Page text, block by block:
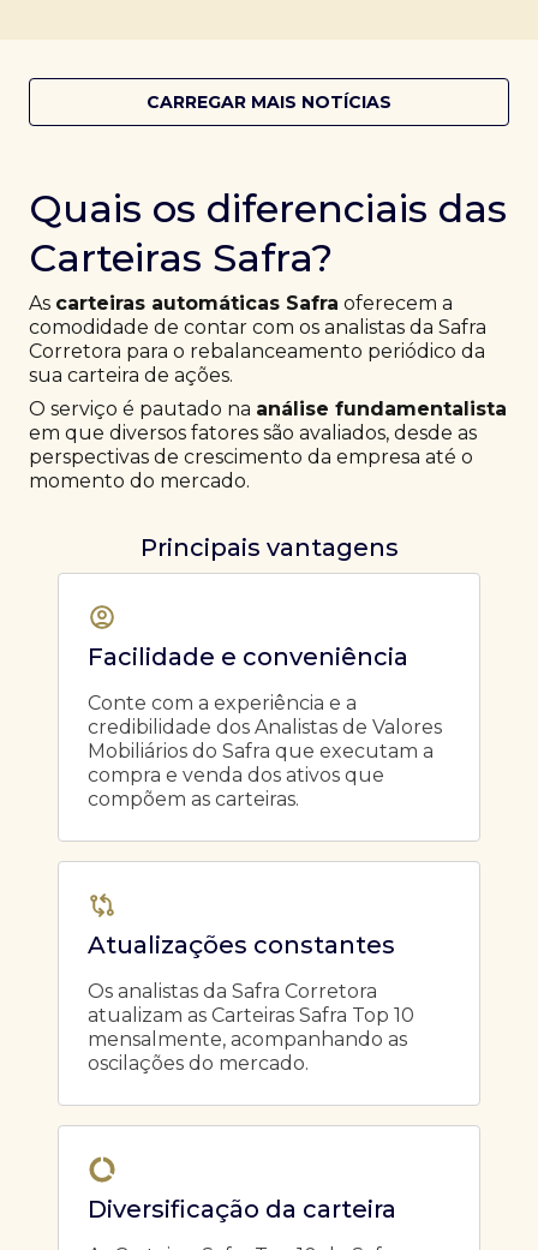
CARREGAR MAIS NOTÍCIAS
Quais os diferenciais das
Carteiras Safra?
As carteiras automáticas Safra oferecem a
comodidade de contar com os analistas da Safra
Corretora para o rebalanceamento periódico da
sua carteira de ações.
O serviço é pautado na análise fundamentalista
em que diversos fatores são avaliados, desde as
perspectivas de crescimento da empresa até o
momento do mercado.
Principais vantagens
Facilidade e conveniência
Conte com a experiência e a
credibilidade dos Analistas de Valores
Mobiliários do Safra que executam a
compra e venda dos ativos que
compõem as carteiras.
Atualizações constantes
Os analistas da Safra Corretora
atualizam as Carteiras Safra Top 10
mensalmente, acompanhando as
oscilações do mercado.
Diversificação da carteira